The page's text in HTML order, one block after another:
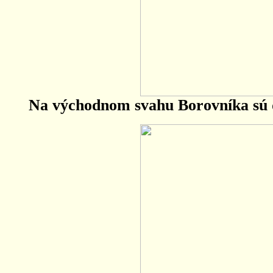
Na východnom svahu Borovníka